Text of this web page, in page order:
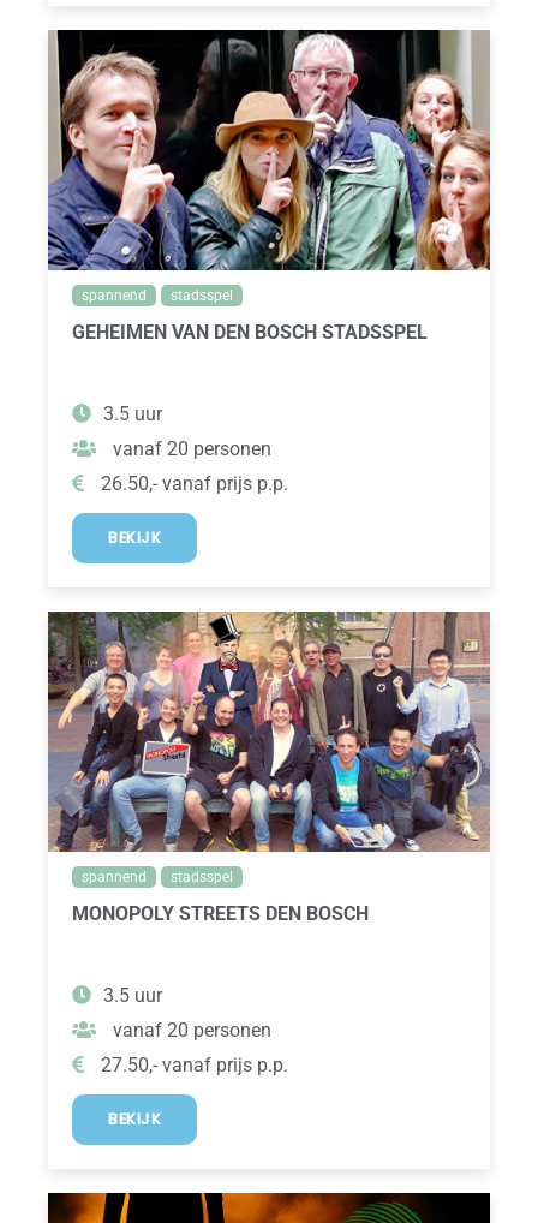
spannend stadsspel
GEHEIMEN VAN DEN BOSCH STADSSPEL
3.5 uur
vanaf 20 personen
26.50,- vanaf prijs p.p.
BEKIJK
spannend stadsspel
MONOPOLY STREETS DEN BOSCH
3.5 uur
vanaf 20 personen
27.50,- vanaf prijs p.p.
BEKIJK